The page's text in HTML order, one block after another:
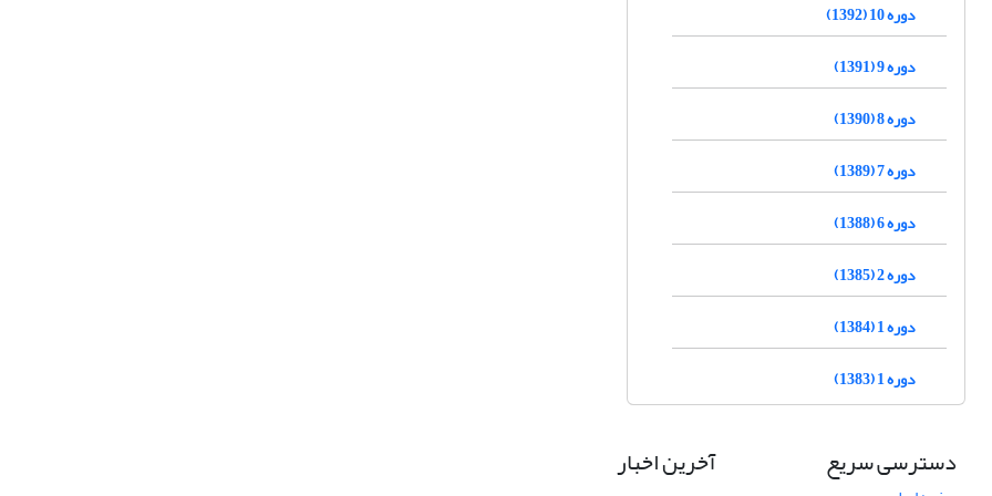
دوره 10 (1392)
دوره 9 (1391)
دوره 8 (1390)
دوره 7 (1389)
دوره 6 (1388)
دوره 2 (1385)
دوره 1 (1384)
دوره 1 (1383)
دسترسی سریع آخرین اخبار